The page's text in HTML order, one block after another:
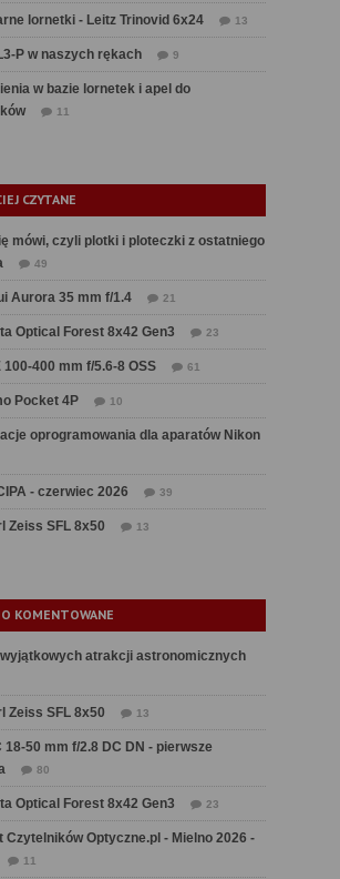
lornetki - Leitz Trinovid 6x24 13
P w naszych rękach 9
w bazie lornetek i apel do
11
CZYTANE
mówi, czyli plotki i ploteczki z ostatniego
49
Aurora 35 mm f/1.4 21
Optical Forest 8x42 Gen3 23
100-400 mm f/5.6-8 OSS 61
Pocket 4P 10
oprogramowania dla aparatów Nikon
- czerwiec 2026 39
Zeiss SFL 8x50 13
KOMENTOWANE
wyjątkowych atrakcji astronomicznych
Zeiss SFL 8x50 13
18-50 mm f/2.8 DC DN - pierwsze
80
Optical Forest 8x42 Gen3 23
Czytelników Optyczne.pl - Mielno 2026 -
11